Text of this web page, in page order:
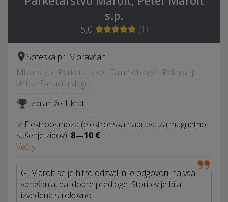
s.p.
5,0 (1 )
Soteska pri Moravčah
Mizarstvo · Parketarstvo · Talne obloge · Polaganje
vinila · Sanacija vlage
Izbran že 1 krat
Elektroosmoza (elektronska naprava za magnetno
sušenje zidov): 8—10 €
Več
G. Marolt se je hitro odzval in je odgovoril na vsa
vprašanja, dal dobre predloge. Storitev je bila
izvedena strokovno…